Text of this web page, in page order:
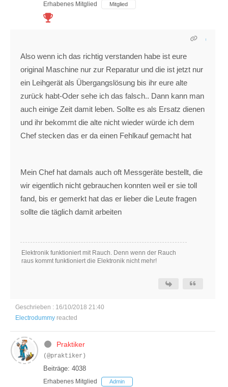
Erhabenes Mitglied Mitglied
Also wenn ich das richtig verstanden habe ist eure
original Maschine nur zur Reparatur und die ist jetzt nur
ein Leihgerät als Übergangslösung bis ihr eure alte
zurück habt-Oder sehe ich das falsch.. Dann kann man
auch einige Zeit damit leben. Sollte es als Ersatz dienen
und ihr bekommt die alte nicht wieder würde ich dem
Chef stecken das er da einen Fehlkauf gemacht hat
Mein Chef hat damals auch oft Messgeräte bestellt, die
wir eigentlich nicht gebrauchen konnten weil er sie toll
fand, bis er gemerkt hat das er lieber die Leute fragen
sollte die täglich damit arbeiten
Elektronik funktioniert mit Rauch. Denn wenn der Rauch
raus kommt funktioniert die Elektronik nicht mehr!
Geschrieben : 16/10/2018 21:40
Electrodummy reacted
Praktiker
(@praktiker)
Beiträge: 4038
Erhabenes Mitglied Admin